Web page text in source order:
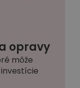
opravy
môže